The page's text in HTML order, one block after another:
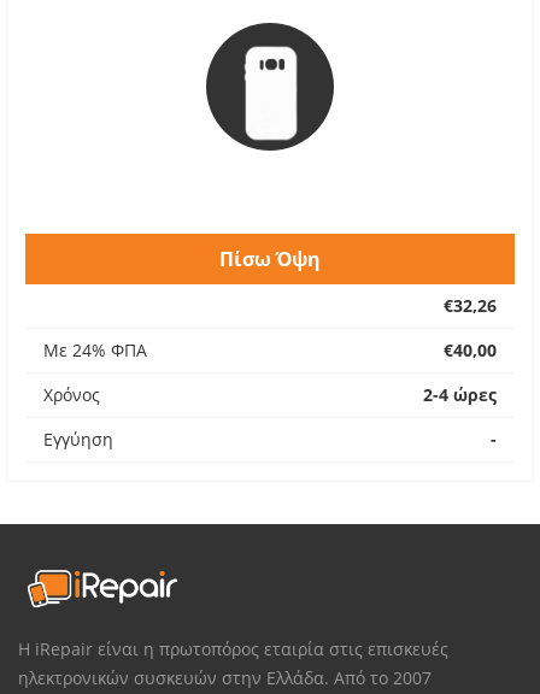
Πίσω Όψη
€32,26
Με 24% ΦΠΑ
€40,00
Χρόνος
2-4 ώρες
Εγγύηση
-
Η iRepair είναι η πρωτοπόρος εταιρία στις επισκευές
ηλεκτρονικών συσκευών στην Ελλάδα. Από το 2007